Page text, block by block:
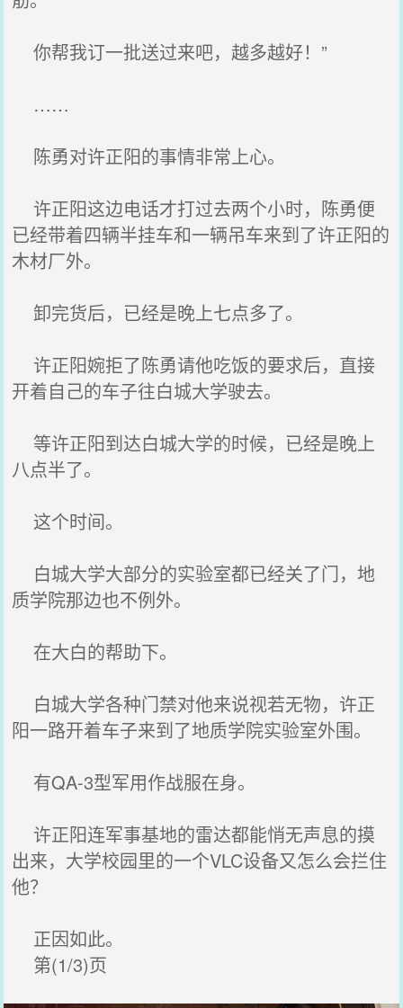
你帮我订一批送过来吧，越多越好！”
……
陈勇对许正阳的事情非常上心。
许正阳这边电话才打过去两个小时，陈勇便
已经带着四辆半挂车和一辆吊车来到了许正阳的
木材厂外。
卸完货后，已经是晚上七点多了。
许正阳婉拒了陈勇请他吃饭的要求后，直接
开着自己的车子往白城大学驶去。
等许正阳到达白城大学的时候，已经是晚上
八点半了。
这个时间。
白城大学大部分的实验室都已经关了门，地
质学院那边也不例外。
在大白的帮助下。
白城大学各种门禁对他来说视若无物，许正
阳一路开着车子来到了地质学院实验室外围。
有QA-3型军用作战服在身。
许正阳连军事基地的雷达都能悄无声息的摸
出来，大学校园里的一个VLC设备又怎么会拦住
他？
正因如此。
第(1/3)页